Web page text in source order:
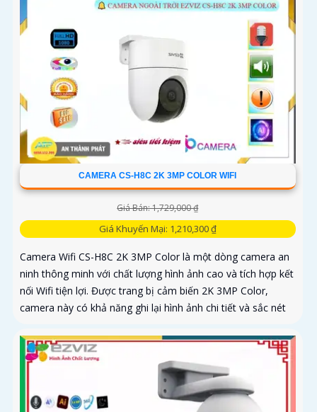
CAMERA CS-H8C 2K 3MP COLOR WIFI
Giá Bán: 1,729,000 ₫
Giá Khuyến Mại: 1,210,300 ₫
Camera Wifi CS-H8C 2K 3MP Color là một dòng camera an
ninh thông minh với chất lượng hình ảnh cao và tích hợp kết
nối Wifi tiện lợi. Được trang bị cảm biến 2K 3MP Color,
camera này có khả năng ghi lại hình ảnh chi tiết và sắc nét